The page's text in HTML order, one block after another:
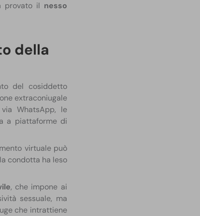
provato il nesso
della
del cosiddetto
extraconiugale
WhatsApp, le
a piattaforme di
virtuale può
condotta ha leso
, che impone ai
sessuale, ma
che intrattiene